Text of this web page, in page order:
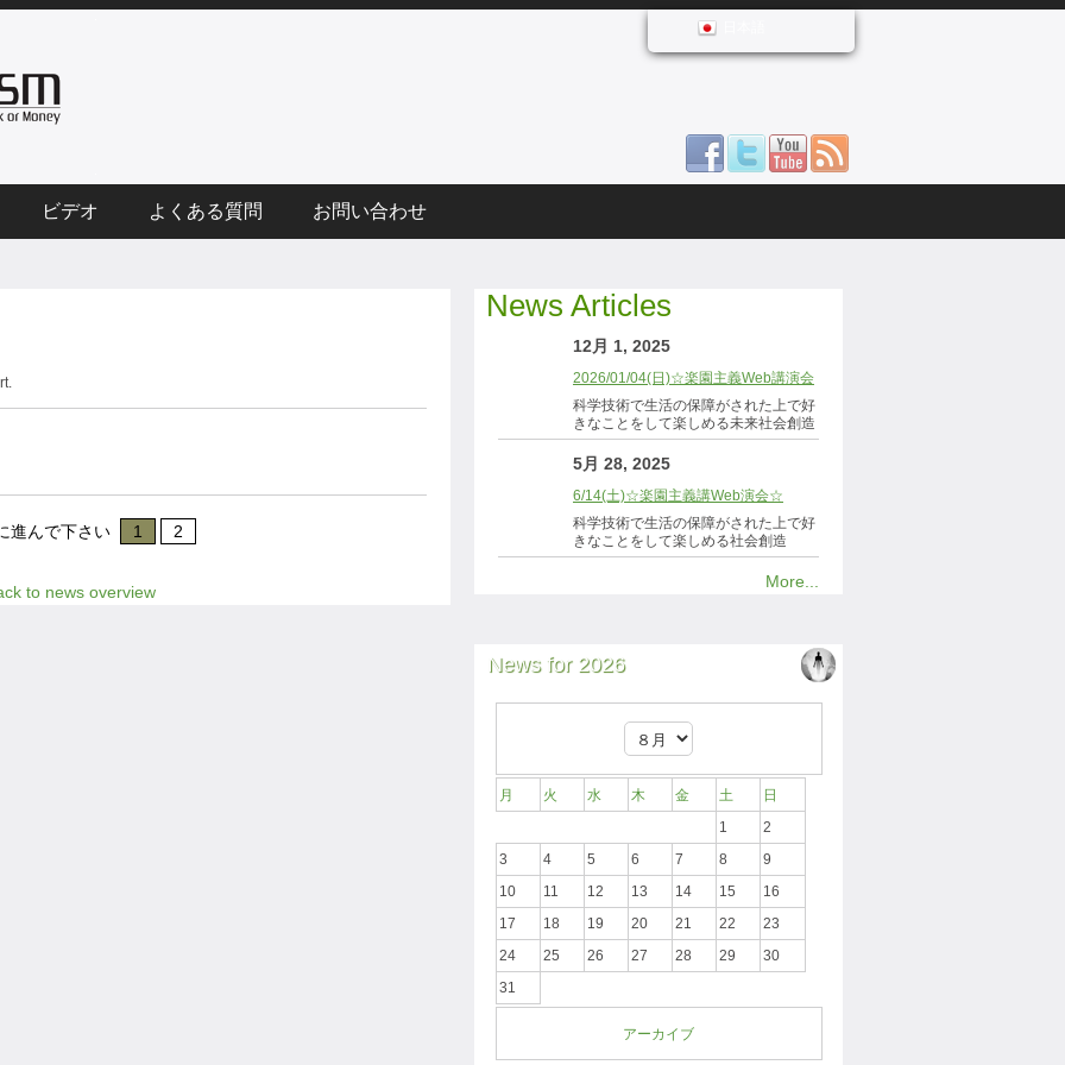
ビデオ よくある質問 お問い合わせ
進んで下さい 1 2
to news overview
News Articles
12月 1, 2025
2026/01/04(日)☆楽園主義Web講演会
科学技術で生活の保障がされた上で好
きなことをして楽しめる未来社会創造
5月 28, 2025
6/14(土)☆楽園主義講Web演会☆
科学技術で生活の保障がされた上で好
きなことをして楽しめる社会創造
More...
News for 2026
月 火 水 木 金 土
日
1
2
3
4 5 6 7 8
9
10
11 12 13 14 15
16
17
18 19 20 21 22
23
24
25 26 27 28 29
30
31
アーカイブ